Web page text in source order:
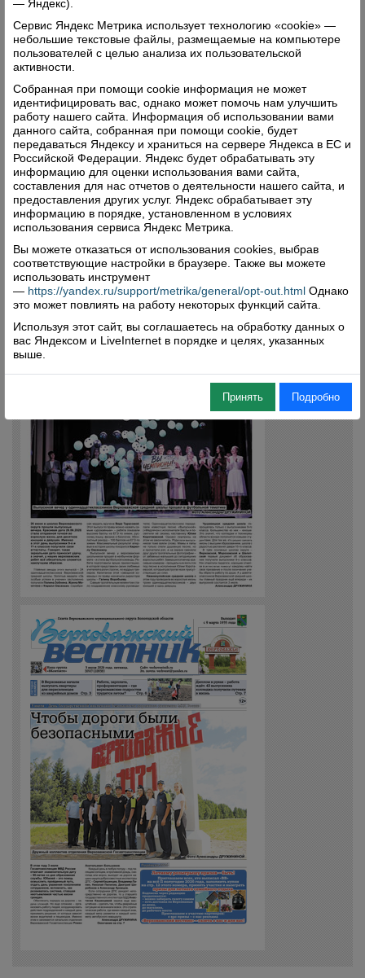
Комментарии (0)
Оставить комментарий
Свежий номер
— Яндекс).
Сервис Яндекс Метрика использует технологию «cookie» —
небольшие текстовые файлы, размещаемые на компьютере
пользователей с целью анализа их пользовательской
активности.
Собранная при помощи cookie информация не может
идентифицировать вас, однако может помочь нам улучшить
работу нашего сайта. Информация об использовании вами
данного сайта, собранная при помощи cookie, будет
передаваться Яндексу и храниться на сервере Яндекса в ЕС и
Российской Федерации. Яндекс будет обрабатывать эту
информацию для оценки использования вами сайта,
составления для нас отчетов о деятельности нашего сайта, и
предоставления других услуг. Яндекс обрабатывает эту
информацию в порядке, установленном в условиях
использования сервиса Яндекс Метрика.
Вы можете отказаться от использования cookies, выбрав
соответствующие настройки в браузере. Также вы можете
использовать инструмент
— https://yandex.ru/support/metrika/general/opt-out.html Однако
это может повлиять на работу некоторых функций сайта.
Используя этот сайт, вы соглашаетесь на обработку данных о
вас Яндексом и LiveInternet в порядке и целях, указанных
выше.
Принять Подробно